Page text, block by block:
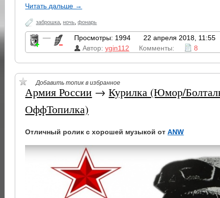
Читать дальше →
заброшка ,ночь ,фонарь
— Просмотры: 1994
22 апреля 2018, 11:55
Автор:ygin112 Комменты: 8
Добавить топик в избранное
Армия России →Курилка (Юмор/
ОффТопилка)
Отличный ролик с хорошей музыкой отANW